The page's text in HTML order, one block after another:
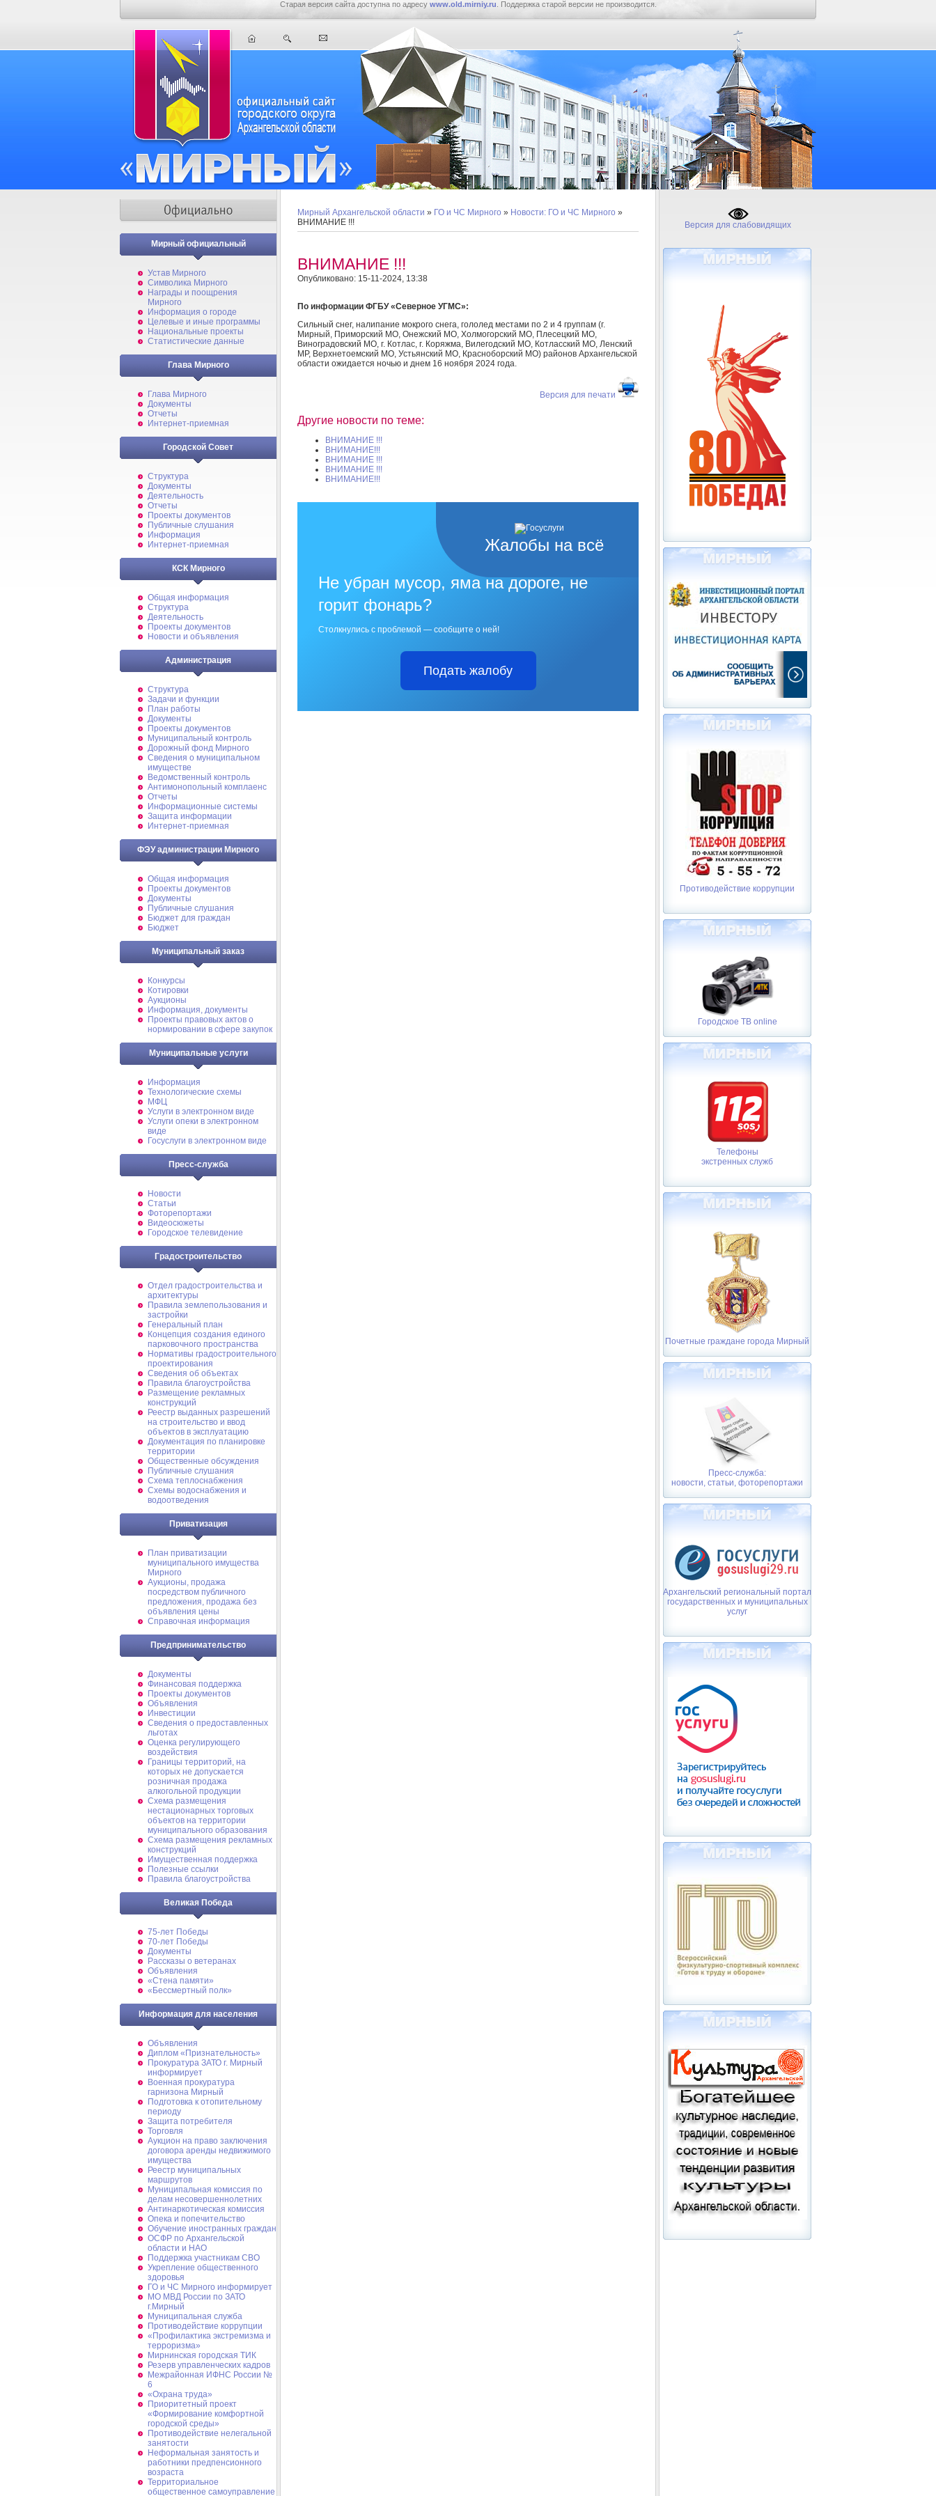
Старая версия сайта доступна по адресу www.old.mirniy.ru . Поддержка старой версии не производится.
Мирный официальный
Устав Мирного
Символика Мирного
Награды и поощрения
Мирного
Информация о городе
Целевые и иные программы
Национальные проекты
Статистические данные
Глава Мирного
Глава Мирного
Документы
Отчеты
Интернет-приемная
Городской Совет
Структура
Документы
Деятельность
Отчеты
Проекты документов
Публичные слушания
Информация
Интернет-приемная
КСК Мирного
Общая информация
Структура
Деятельность
Проекты документов
Новости и объявления
Администрация
Структура
Задачи и функции
План работы
Документы
Проекты документов
Муниципальный контроль
Дорожный фонд Мирного
Cведения о муниципальном
имуществе
Ведомственный контроль
Антимонопольный комплаенс
Отчеты
Информационные системы
Защита информации
Интернет-приемная
ФЭУ администрации Мирного
Общая информация
Проекты документов
Документы
Публичные слушания
Бюджет для граждан
Бюджет
Муниципальный заказ
Конкурсы
Котировки
Аукционы
Информация, документы
Проекты правовых актов о
нормировании в сфере закупок
Муниципальные услуги
Информация
Технологические схемы
МФЦ
Услуги в электронном виде
Услуги опеки в электронном
виде
Госуслуги в электронном виде
Пресс-служба
Новости
Статьи
Фоторепортажи
Видеосюжеты
Городское телевидение
Градостроительство
Отдел градостроительства и
архитектуры
Правила землепользования и
застройки
Генеральный план
Концепция создания единого
парковочного пространства
Нормативы градостроительного
проектирования
Сведения об объектах
Правила благоустройства
Размещение рекламных
конструкций
Реестр выданных разрешений
на строительство и ввод
объектов в эксплуатацию
Документация по планировке
территории
Общественные обсуждения
Публичные слушания
Схема теплоснабжения
Схемы водоснабжения и
водоотведения
Приватизация
План приватизации
муниципального имущества
Мирного
Аукционы, продажа
посредством публичного
предложения, продажа без
объявления цены
Справочная информация
Предпринимательство
Документы
Финансовая поддержка
Проекты документов
Объявления
Инвестиции
Сведения о предоставленных
льготах
Оценка регулирующего
воздействия
Границы территорий, на
которых не допускается
розничная продажа
алкогольной продукции
Схема размещения
нестационарных торговых
объектов на территории
муниципального образования
Схема размещения рекламных
конструкций
Имущественная поддержка
Полезные ссылки
Правила благоустройства
Великая Победа
75-лет Победы
70-лет Победы
Документы
Рассказы о ветеранах
Объявления
«Стена памяти»
«Бессмертный полк»
Информация для населения
Объявления
Диплом «Признательность»
Прокуратура ЗАТО г. Мирный
информирует
Военная прокуратура
гарнизона Мирный
Подготовка к отопительному
периоду
Защита потребителя
Торговля
Аукцион на право заключения
договора аренды недвижимого
имущества
Реестр муниципальных
маршрутов
Муниципальная комиссия по
делам несовершеннолетних
Антинаркотическая комиссия
Опека и попечительство
Обучение иностранных граждан
ОСФР по Архангельской
области и НАО
Поддержка участникам СВО
Укрепление общественного
здоровья
ГО и ЧС Мирного информирует
МО МВД России по ЗАТО
г.Мирный
Муниципальная cлужба
Противодействие коррупции
«Профилактика экстремизма и
терроризма»
Мирнинская городская ТИК
Резерв управленческих кадров
Межрайонная ИФНС России №
6
«Охрана труда»
Приоритетный проект
«Формирование комфортной
городской среды»
Противодействие нелегальной
занятости
Неформальная занятость и
работники предпенсионного
возраста
Территориальное
общественное самоуправление
Мирный Архангельской области » ГО и ЧС Мирного » Новости: ГО и ЧС Мирного »
ВНИМАНИЕ !!!
ВНИМАНИЕ !!!
Опубликовано: 15-11-2024, 13:38
По информации ФГБУ «Северное УГМС»:
Сильный снег, налипание мокрого снега, гололед местами по 2 и 4 группам (г.
Мирный, Приморский МО, Онежский МО, Холмогорский МО, Плесецкий МО,
Виноградовский МО, г. Котлас, г. Коряжма, Вилегодский МО, Котласский МО, Ленский
МР, Верхнетоемский МО, Устьянский МО, Красноборский МО) районов Архангельской
области ожидается ночью и днем 16 ноября 2024 года.
Версия для печати
Другие новости по теме:
ВНИМАНИЕ !!!
ВНИМАНИЕ!!!
ВНИМАНИЕ !!!
ВНИМАНИЕ !!!
ВНИМАНИЕ!!!
Жалобы на всё
Не убран мусор, яма на дороге, не
горит фонарь?
Столкнулись с проблемой — сообщите о ней!
Подать жалобу
Версия для слабовидящих
Противодействие коррупции
Городское ТВ online
Телефоны
экстренных служб
Почетные граждане города Мирный
Пресс-служба:
новости, статьи, фоторепортажи
Архангельский региональный портал
государственных и муниципальных
услуг